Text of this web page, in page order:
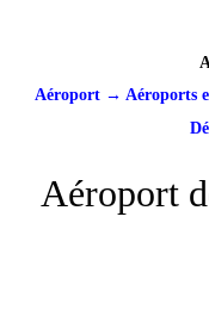
Aéroport→ Aéroports
Aéroport